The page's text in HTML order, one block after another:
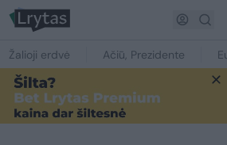
Žalioji erdvė Ačiū, Prezidente